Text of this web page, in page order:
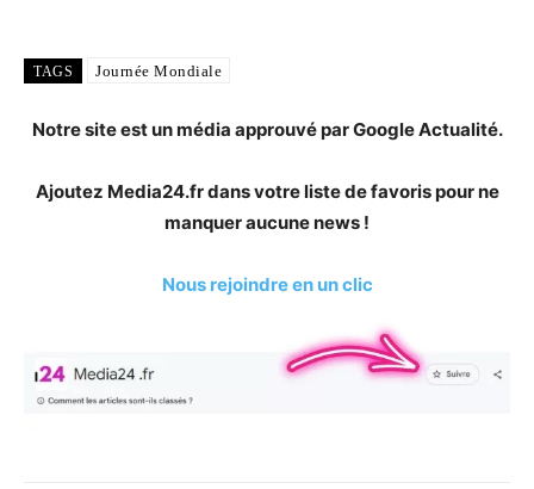
TAGS Journée Mondiale
Notre site est un média approuvé par Google Actualité.
Ajoutez Media24.fr dans votre liste de favoris pour ne
manquer aucune news !
Nous rejoindre en un clic